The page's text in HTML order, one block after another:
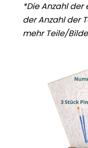
*Die Anzahl
der Anzahl der
mehr Teile/